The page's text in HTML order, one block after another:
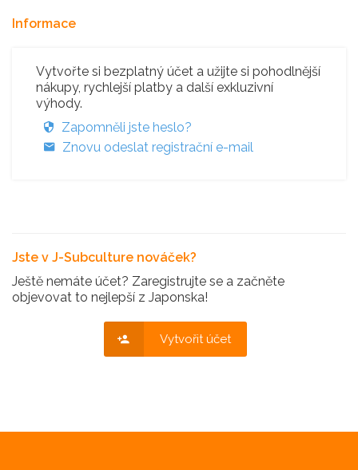
Informace
Vytvořte si bezplatný účet a užijte si pohodlnější
nákupy, rychlejší platby a další exkluzivní
výhody.
Zapomněli jste heslo?
Znovu odeslat registrační e-mail
Jste v J-Subculture nováček?
Ještě nemáte účet? Zaregistrujte se a začněte
objevovat to nejlepší z Japonska!
Vytvořit účet